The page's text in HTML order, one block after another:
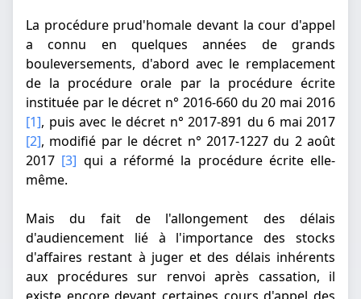
La procédure prud'homale devant la cour d'appel
a connu en quelques années de grands
bouleversements, d'abord avec le remplacement
de la procédure orale par la procédure écrite
instituée par le décret n° 2016-660 du 20 mai 2016
[1], puis avec le décret n° 2017-891 du 6 mai 2017
[2], modifié par le décret n° 2017-1227 du 2 août
2017 [3] qui a réformé la procédure écrite elle-
même.
Mais du fait de l'allongement des délais
d'audiencement lié à l'importance des stocks
d'affaires restant à juger et des délais inhérents
aux procédures sur renvoi après cassation, il